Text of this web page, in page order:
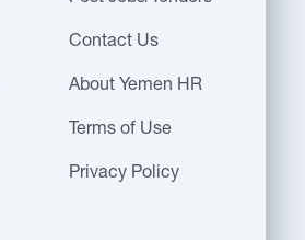
Contact Us
About Yemen HR
Terms of Use
Privacy Policy